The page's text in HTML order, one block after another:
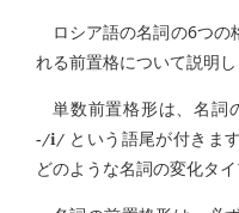
ロシア語の名詞の6つの
れる前置格について説明し
単数前置格形は、名詞
-/i/ という語尾が付きま
どのような名詞の変化タ